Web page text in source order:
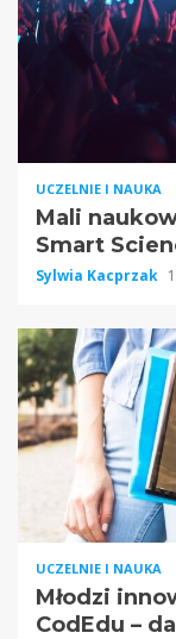
UCZELNIE I NAUKA
Mali
Smart
Sylwia Kacprzak
UCZELNIE I NAUKA
Młodzi
CodEdu –